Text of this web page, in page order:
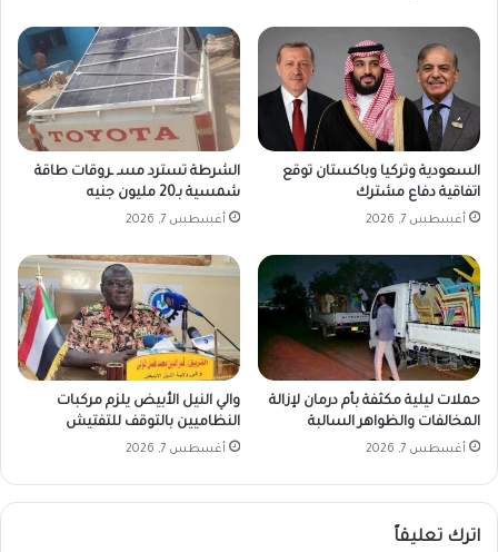
السعودية وتركيا وباكستان توقع
اتفاقية دفاع مشترك
أغسطس 7, 2026
الشرطة تسترد مسـ ـروقات طاقة
شمسية بـ20 مليون جنيه
أغسطس 7, 2026
حملات ليلية مكثفة بأم درمان لإزالة
المخالفات والظواهر السالبة
أغسطس 7, 2026
والي النيل الأبيض يلزم مركبات
النظاميين بالتوقف للتفتيش
أغسطس 7, 2026
اترك تعليقاً